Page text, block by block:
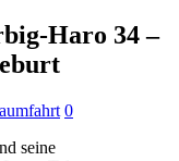
Haro 34 –
0